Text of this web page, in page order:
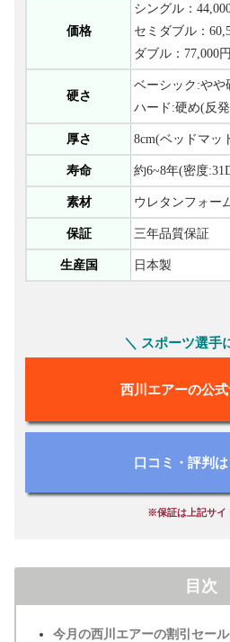
価格
シングル：
セミダブル：
ダブル：77,000円
硬さ
ベーシック:やや
ハード:硬め(反
厚さ 8cm(ベッドマッ
寿命 約6~8年(密度
素材 ウレタンフォー
保証 三年品質保証
生産国 日本製
＼ スポーツ選手
西川エアーの公
口コミ・評判
※保証は上記サイ
目次
今月の西川エアーの割引セー